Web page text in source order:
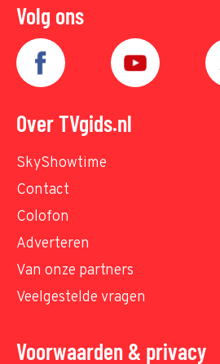
Volg ons
Over TVgids.nl
SkyShowtime
Contact
Colofon
Adverteren
Van onze partners
Veelgestelde vragen
Voorwaarden & privacy